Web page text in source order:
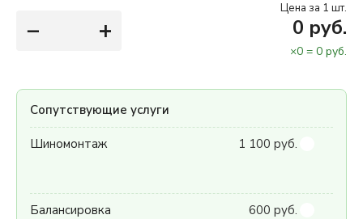
− +
Цена за 1 шт.
0 руб.
×0 = 0 руб.
Сопутствующие услуги
Шиномонтаж 1 100 руб.
Балансировка 600 руб.